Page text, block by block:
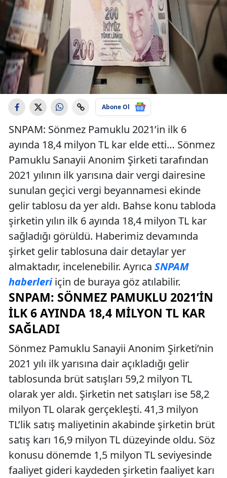
Abone Ol
SNPAM: Sönmez Pamuklu 2021’in ilk 6
ayında 18,4 milyon TL kar elde etti… Sönmez
Pamuklu Sanayii Anonim Şirketi tarafından
2021 yılının ilk yarısına dair vergi dairesine
sunulan geçici vergi beyannamesi ekinde
gelir tablosu da yer aldı. Bahse konu tabloda
şirketin yılın ilk 6 ayında 18,4 milyon TL kar
sağladığı görüldü. Haberimiz devamında
şirket gelir tablosuna dair detaylar yer
almaktadır, incelenebilir. Ayrıca SNPAM
haberleriiçin de buraya göz atılabilir.
SNPAM: SÖNMEZ PAMUKLU 2021’IN
İLK 6 AYINDA 18,4 MILYON TL KAR
SAĞLADI
Sönmez Pamuklu Sanayii Anonim Şirketi’nin
2021 yılı ilk yarısına dair açıkladığı gelir
tablosunda brüt satışları 59,2 milyon TL
olarak yer aldı. Şirketin net satışları ise 58,2
milyon TL olarak gerçekleşti. 41,3 milyon
TL’lik satış maliyetinin akabinde şirketin brüt
satış karı 16,9 milyon TL düzeyinde oldu. Söz
konusu dönemde 1,5 milyon TL seviyesinde
faaliyet gideri kaydeden şirketin faaliyet karı